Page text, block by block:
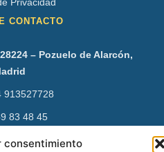
consentimiento
Privacidad
CONTACTO
– Pozuelo de Alarcón,
913527728
83 48 45